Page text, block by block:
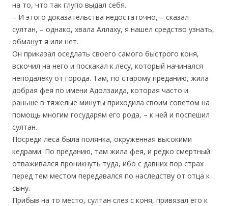
на то, что так глупо выдал себя.
– И этого доказательства недостаточно, – сказал
султан, – однако, хвала Аллаху, я нашел средство узнать,
обманут я или нет.
Он приказал оседлать своего самого быстрого коня,
вскочил на него и поскакал к лесу, который начинался
неподалеку от города. Там, по старому преданию, жила
добрая фея по имени Адолзаида, которая часто и
раньше в тяжелые минуты приходила своим советом на
помощь многим государям его рода, – к ней и поспешил
султан.
Посреди леса была полянка, окруженная высокими
кедрами. По преданию, там жила фея, и редко смертный
отваживался проникнуть туда, ибо с давних пор страх
перед тем местом передавался по наследству от отца к
сыну.
Прибыв на то место, султан слез с коня, привязал его к